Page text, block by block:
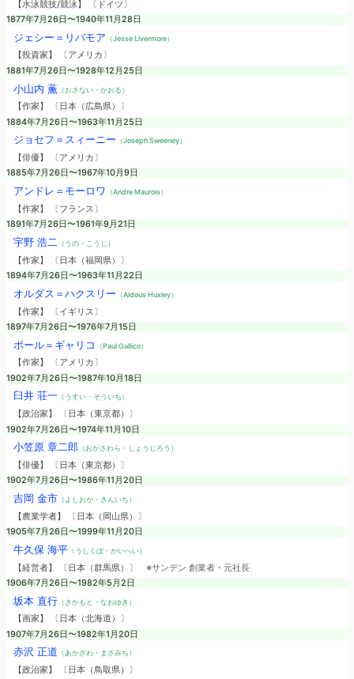
【水泳競技/競泳】 〔ドイツ〕
1877年7月26日〜1940年11月28日
ジェシー＝リバモア （Jesse Livermore）
【投資家】 〔アメリカ〕
1881年7月26日〜1928年12月25日
小山内 薫（おさない・かおる）
【作家】 〔日本（広島県）〕
1884年7月26日〜1963年11月25日
ジョセフ＝スィーニー （Joseph Sweeney）
【俳優】 〔アメリカ〕
1885年7月26日〜1967年10月9日
アンドレ＝モーロワ （Andre Maurois）
【作家】 〔フランス〕
1891年7月26日〜1961年9月21日
宇野 浩二 （うの・こうじ）
【作家】 〔日本（福岡県）〕
1894年7月26日〜1963年11月22日
オルダス＝ハクスリー （Aldous Huxley）
【作家】 〔イギリス〕
1897年7月26日〜1976年7月15日
ポール＝ギャリコ （Paul Gallico）
【作家】 〔アメリカ〕
1902年7月26日〜1987年10月18日
臼井 荘一（うすい・そういち）
【政治家】 〔日本（東京都）〕
1902年7月26日〜1974年11月10日
小笠原 章二郎（おがさわら・しょうじろう）
【俳優】 〔日本（東京都）〕
1902年7月26日〜1986年11月20日
吉岡 金市 （よしおか・きんいち）
【農業学者】 〔日本（岡山県）〕
1905年7月26日〜1999年11月20日
牛久保 海平（うしくぼ・かいへい）
【経営者】 〔日本（群馬県）〕 ※サンデン 創業者・元社長
1906年7月26日〜1982年5月2日
坂本 直行（さかもと・なおゆき）
【画家】 〔日本（北海道）〕
1907年7月26日〜1982年1月20日
赤沢 正道 （あかざわ・まさみち）
【政治家】 〔日本（鳥取県）〕